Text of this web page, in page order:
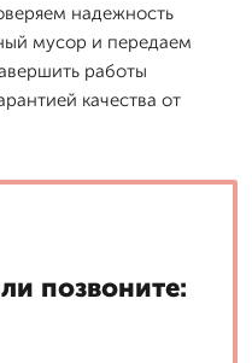
надежность
мусор и передаем
работы
качества от
позвоните: